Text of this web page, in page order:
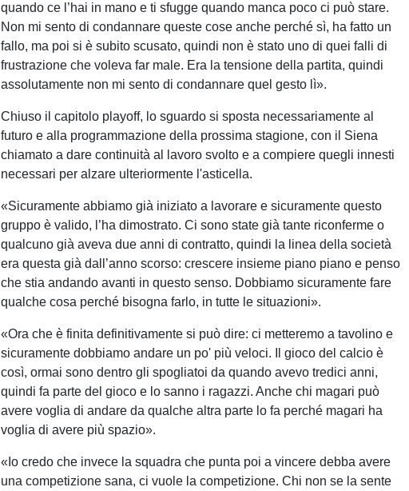
quando ce l’hai in mano e ti sfugge quando manca poco ci può stare.
Non mi sento di condannare queste cose anche perché sì, ha fatto un
fallo, ma poi si è subito scusato, quindi non è stato uno di quei falli di
frustrazione che voleva far male. Era la tensione della partita, quindi
assolutamente non mi sento di condannare quel gesto lì».
Chiuso il capitolo playoff, lo sguardo si sposta necessariamente al
futuro e alla programmazione della prossima stagione, con il Siena
chiamato a dare continuità al lavoro svolto e a compiere quegli innesti
necessari per alzare ulteriormente l'asticella.
«Sicuramente abbiamo già iniziato a lavorare e sicuramente questo
gruppo è valido, l’ha dimostrato. Ci sono state già tante riconferme o
qualcuno già aveva due anni di contratto, quindi la linea della società
era questa già dall’anno scorso: crescere insieme piano piano e penso
che stia andando avanti in questo senso. Dobbiamo sicuramente fare
qualche cosa perché bisogna farlo, in tutte le situazioni».
«Ora che è finita definitivamente si può dire: ci metteremo a tavolino e
sicuramente dobbiamo andare un po' più veloci. Il gioco del calcio è
così, ormai sono dentro gli spogliatoi da quando avevo tredici anni,
quindi fa parte del gioco e lo sanno i ragazzi. Anche chi magari può
avere voglia di andare da qualche altra parte lo fa perché magari ha
voglia di avere più spazio».
«Io credo che invece la squadra che punta poi a vincere debba avere
una competizione sana, ci vuole la competizione. Chi non se la sente